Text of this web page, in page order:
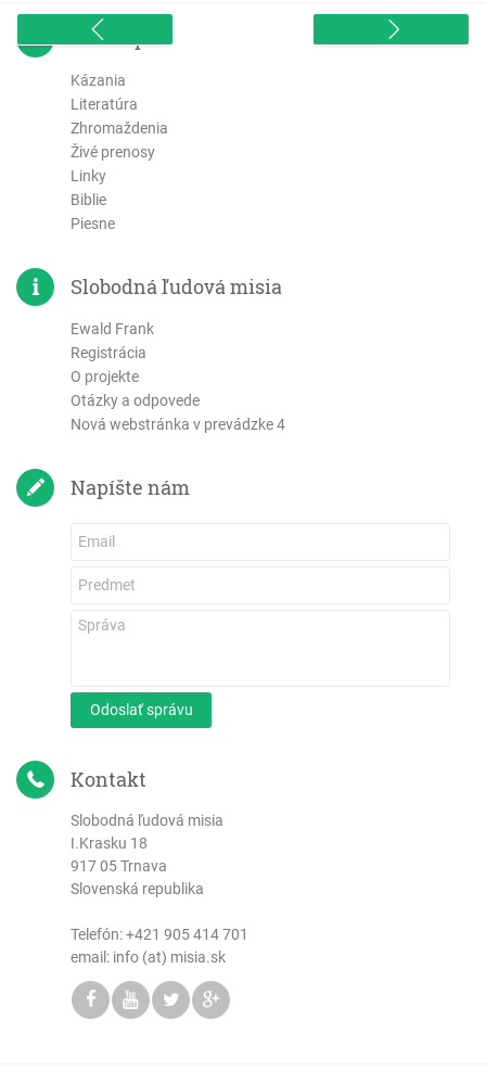
1. List Korintským
Galatským
Efezským
Filipským
Kolosenským
1. Tesalonickým
2. Timoteovi
Títovi
Filemonovi
List Židom
List Jakuba
2. Petra
1 Jána
2 Jána
List Júdov
Zjavenie Jána
sitemap
Kázania
Literatúra
Zhromaždenia
Živé prenosy
Linky
Biblie
Piesne
Slobodná ľudová misia
Ewald Frank
Registrácia
O projekte
Otázky a odpovede
Nová webstránka v prevádzke 4
Napíšte nám
Odoslať správu
Kontakt
Slobodná ľudová misia
I.Krasku 18
917 05 Trnava
Slovenská republika
Telefón:+421 905 414 701
email: info (at) misia.sk